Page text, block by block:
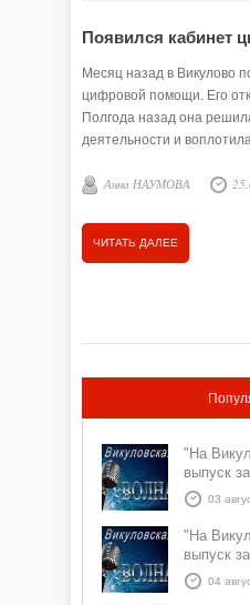
Появился кабинет
Месяц назад в Викулово
цифровой помощи. Его
Полгода назад она
деятельности и
Анна НАУМОВА
ЧИТАТЬ ДАЛЕЕ
"На
выпуск
03
"На
выпуск
04